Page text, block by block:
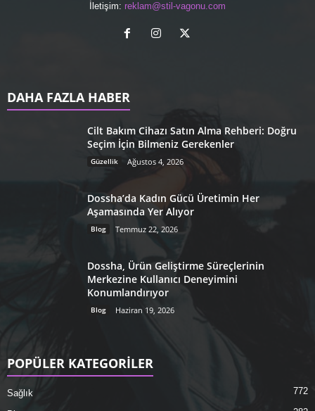
İletişim: reklam@stil-vagonu.com
DAHA FAZLA HABER
Cilt Bakım Cihazı Satın Alma Rehberi: Doğru
Seçim İçin Bilmeniz Gerekenler
Güzellik Ağustos 4, 2026
Dossha’da Kadın Gücü Üretimin Her
Aşamasında Yer Alıyor
Blog Temmuz 22, 2026
Dossha, Ürün Geliştirme Süreçlerinin
Merkezine Kullanıcı Deneyimini
Konumlandırıyor
Blog Haziran 19, 2026
POPÜLER KATEGORİLER
Sağlık 772